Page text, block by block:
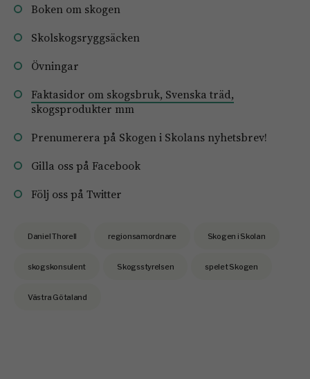
Boken om skogen
Skolskogsryggsäcken
Övningar
Faktasidor om skogsbruk, Svenska träd,
skogsprodukter mm
Prenumerera på Skogen i Skolans nyhetsbrev!
Gilla oss på Facebook
Följ oss på Twitter
Daniel Thorell regionsamordnare Skogen i Skolan
skogskonsulent Skogsstyrelsen spelet Skogen
Västra Götaland